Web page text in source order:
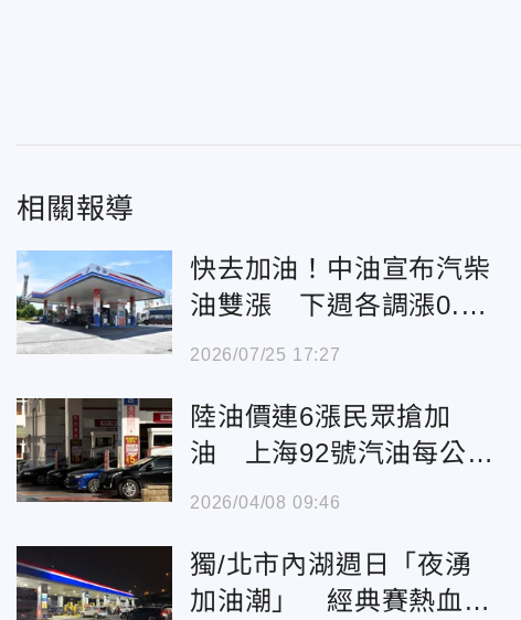
相關報導
快去加油！中油宣布汽柴
油雙漲 下週各調漲0.7
元與0.5元
2026/07/25 17:27
陸油價連6漲民眾搶加
油 上海92號汽油每公升
漲破41元
2026/04/08 09:46
獨/北市內湖週日「夜湧
加油潮」 經典賽熱血難